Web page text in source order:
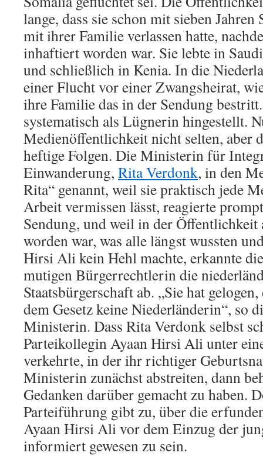
lange, dass sie schon mit sieben
mit ihrer Familie verlassen hatte,
inhaftiert worden war. Sie lebte in
und schließlich in Kenia. In die
einer Flucht vor einer Zwangsheirat,
ihre Familie das in der Sendung
systematisch als Lügnerin hingestellt.
Medienöffentlichkeit nicht selten, aber
heftige Folgen. Die Ministerin für
Einwanderung, Rita Verdonk, in den
Rita“ genannt, weil sie praktisch jede
Arbeit vermissen lässt, reagierte
Sendung, und weil in der
worden war, was alle längst wussten
Hirsi Ali kein Hehl machte, erkannte
mutigen Bürgerrechtlerin die
Staatsbürgerschaft ab. „Sie hat
dem Gesetz keine Niederländerin“, so
Ministerin. Dass Rita Verdonk selbst
Parteikollegin Ayaan Hirsi Ali unter
verkehrte, in der ihr richtiger
Ministerin zunächst abstreiten, dann
Gedanken darüber gemacht zu haben.
Parteiführung gibt zu, über die
Ayaan Hirsi Ali vor dem Einzug der
informiert gewesen zu sein.